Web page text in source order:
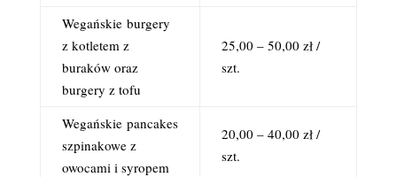
Wegańskieburgery
z kotletem z
buraków oraz
burgery z tofu
25,00 – 50,00 zł /
szt.
Wegańskiepancakes
szpinakowe z
owocami i syropem
20,00 – 40,00 zł /
szt.